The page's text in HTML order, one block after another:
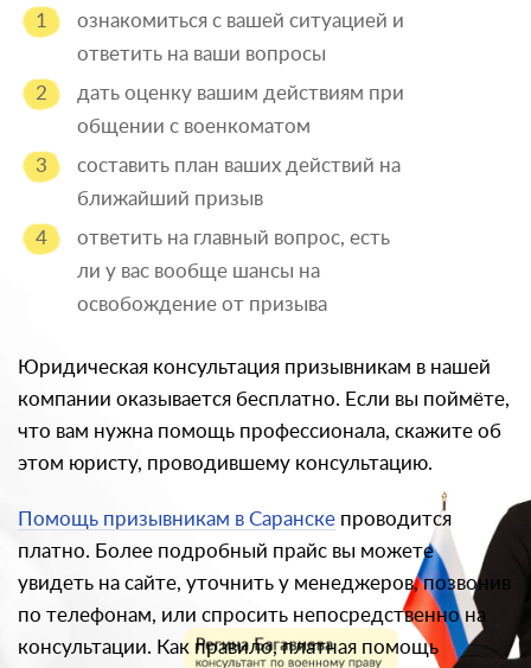
ознакомиться с вашей ситуацией и
ответить на ваши вопросы
дать оценку вашим действиям при
общении с военкоматом
составить план ваших действий на
ближайший призыв
ответить на главный вопрос, есть
ли у вас вообще шансы на
освобождение от призыва
Юридическая консультация призывникам в нашей
компании оказывается бесплатно. Если вы поймёте,
что вам нужна помощь профессионала, скажите об
этом юристу, проводившему консультацию.
Помощь призывникам в Саранске проводится
платно. Более подробный прайс вы можете
увидеть на сайте, уточнить у менеджеров, позвонив
по телефонам, или спросить непосредственно на
консультации. Как правило, платная помощь